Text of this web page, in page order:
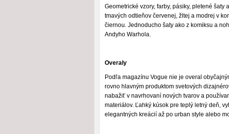
Geometrické vzory, farby, pásiky, pletené šaty
tmavých odtieňov červenej, žltej a modrej v
čiernou. Jednoducho šaty ako z komiksu a
Andyho Warhola.
Overaly
Podľa magazínu Vogue nie je overal
rovno hlavným produktom svetových
nabažiť v navrhovaní nových tvarov a
materiálov. Ľahký kúsok pre teplý letný deň,
elegantných kreácií až po urban style alebo